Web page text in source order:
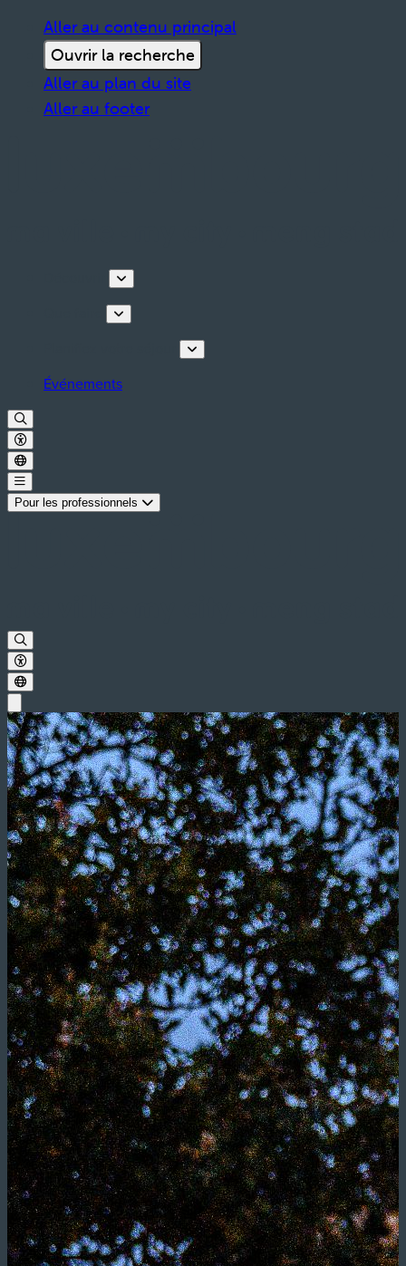
Aller au contenu principal
Ouvrir la recherche
Aller au plan du site
Aller au footer
Événements
Pour les professionnels